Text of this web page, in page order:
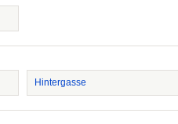
Hintergasse